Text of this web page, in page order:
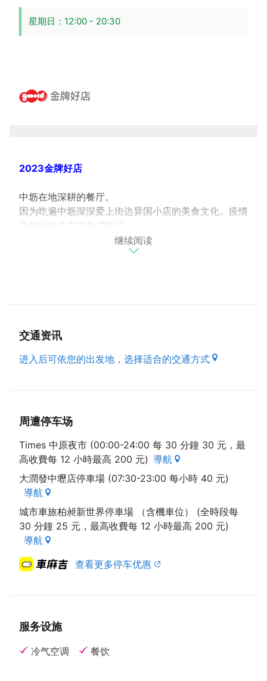
星期日：12:00 - 20:30
2023金牌好店
中坜在地深耕的餐厅。
因为吃遍中坜深深爱上街边异国小店的美食文化。疫情
後华丽转身主攻泰式料理。
初期以泰国夜市必吃美食火山排骨打出名号，招牌必吃
好咖Thai坚持给大家更多最有特色的泰式料理。
茅炸鸡翅、青木瓜鲜虾沙律共八道菜式，让人惊艳又美
味的泰式大餐。
（资料来源 : 本府经济发展局）
继续阅读
交通资讯
进入后可依您的出发地，选择适合的交通方式
周遭停车场
Times 中原夜市 (00:00-24:00 每 30 分鐘 30 元，最
高收費每 12 小時最高 200 元) 導航
大潤發中壢店停車場 (07:30-23:00 每小時 40 元)
導航
城市車旅柏昶新世界停車場 （含機車位） (全時段每
30 分鐘 25 元，最高收費每 12 小時最高 200 元)
導航
查看更多停车优惠
服务设施
冷气空调 餐饮